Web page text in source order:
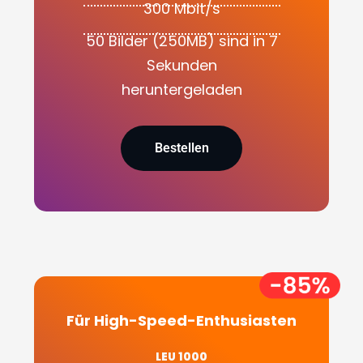
300 Mbit/s
50 Bilder (250MB) sind in 7
Sekunden
heruntergeladen
Bestellen
Für High-Speed-Enthusiasten
LEU 1000